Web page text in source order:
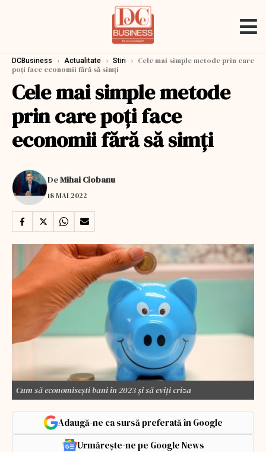
DCBusiness › Actualitate › Stiri › Cele mai simple metode prin care
poţi face economii fără să simţi
Cele mai simple metode
prin care poţi face
economii fără să simţi
DeMihai Ciobanu
18 MAI 2022
Cum să economisești bani în 2023 și să eviți criza
Adaugă-ne ca sursă preferată în Google
Urmărește-ne pe Google News